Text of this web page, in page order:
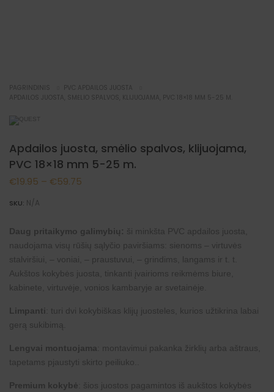
PAGRINDINIS
PVC APDAILOS JUOSTA
APDAILOS JUOSTA, SMĖLIO SPALVOS, KLIJUOJAMA, PVC 18×18 MM 5-25 M.
Apdailos juosta, smėlio spalvos, klijuojama,
PVC 18×18 mm 5-25 m.
€19.95 – €59.75
through
€59.75
SKU: N/A
Daug pritaikymo galimybių: ši minkšta PVC apdailos juosta,
naudojama visų rūšių sąlyčio paviršiams: sienoms – virtuvės
stalviršiui, – voniai, – praustuvui, – grindims, langams ir t. t.
Aukštos kokybės juosta, tinkanti įvairioms reikmėms biure,
kabinete, virtuvėje, vonios kambaryje ar svetainėje.
Limpanti
: turi dvi kokybiškas klijų juosteles, kurios užtikrina labai
gerą sukibimą.
Lengvai montuojama : montavimui pakanka žirklių arba aštraus,
tapetams pjaustyti skirto peiliuko..
Premium kokybė : šios juostos pagamintos iš aukštos kokybės